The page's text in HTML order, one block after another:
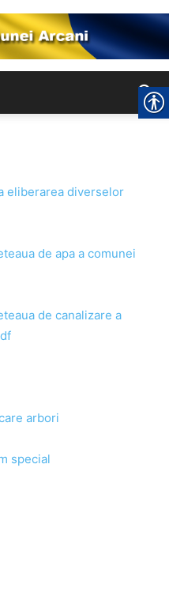
eliberarea diverselor
de apa a comunei
de canalizare a
arbori
special